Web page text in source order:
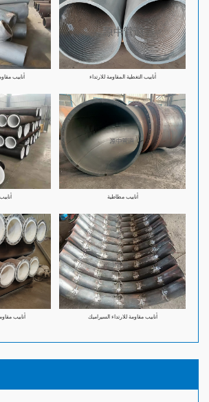
أنابيب أنابيب التغطية المقاومة للارتداء
أنابيب مطاطية
أنابيب أنابيب مقاومة للارتداء السيراميك